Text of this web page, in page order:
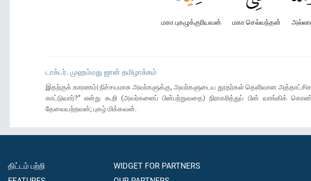
மகா செல்வந்தன்
மகா புகழுக்குரியவன்
டாக்டர். முஹம்மது ஜான் தமிழாக்கம்
இதற்குக் காரணம்| நிச்சயமாக அவர்களுக்கு, அவர்களுடைய தூதர்கள் தெளிவான
காட்டுவார்?” என்று கூறி (அவர்களைப் பின்பற்றுவதை) நிராகரித்துப் பின் வாங்கிக்
தேவையற்றவன்; புகழ் மிக்கவன்.
திட்டம் பற்றி
WIDGET FOR PARTNERS